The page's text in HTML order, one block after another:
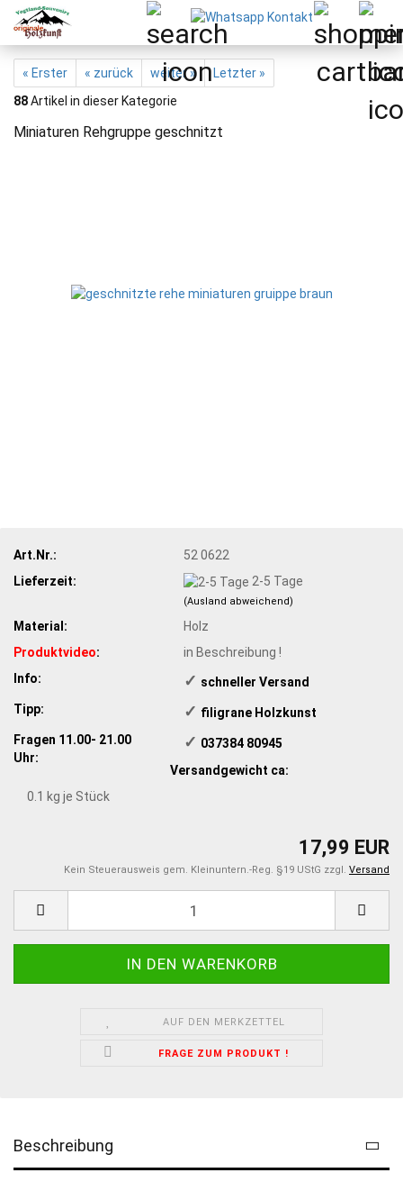
« Erster « zurück weiter »
Letzter »
88Artikel in dieser Kategorie
Miniaturen Rehgruppe geschnitzt
Art.Nr.:
52 0622
Lieferzeit:
2-5 Tage
(Ausland abweichend)
Material:
Holz
Produktvideo:
in Beschreibung !
Info:
✓ ​schneller Versand
Tipp:
✓ ​ filigrane Holzkunst
Fragen 11.00- 21.00
Uhr:
✓ ​ 037384 80945
Versandgewicht ca:
0.1 kg je Stück
17,99 EUR
Kein Steuerausweis gem. Kleinuntern.-Reg. §19 UStG zzgl. Versand
AUF DEN MERKZETTEL
FRAGE ZUM PRODUKT !
Beschreibung